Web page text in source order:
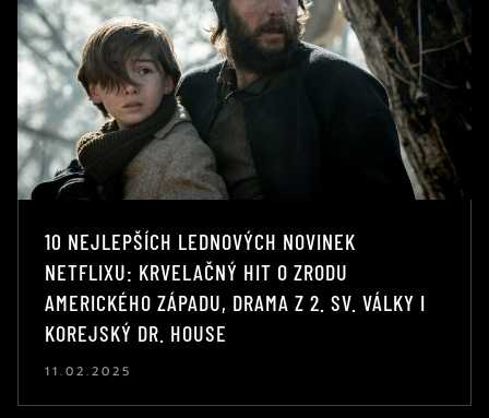
10 NEJLEPŠÍCH LEDNOVÝCH NOVINEK
NETFLIXU: KRVELAČNÝ HIT O ZRODU
AMERICKÉHO ZÁPADU, DRAMA Z 2. SV. VÁLKY I
KOREJSKÝ DR. HOUSE
11.02.2025